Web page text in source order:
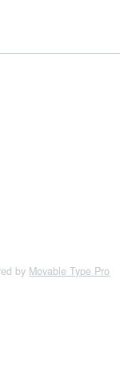
by Movable Type Pro